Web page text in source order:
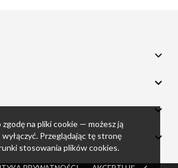
na pliki cookie — możesz ją
Przeglądając tę stronę
stosowania plików cookies.



